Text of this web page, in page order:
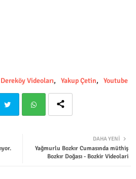
Dereköy Videoları Yakup Çetin Youtube
ter tsap
DAHA YENI
Yağmurlu Bozkır Cumasında müthiş
Bozkır Doğası - Bozkir Videolari